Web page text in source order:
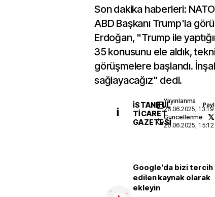
Son dakika haberleri:
ABD Başkanı Trump'la
Erdoğan, "Trump ile
35 konusunu ele aldık,
görüşmelere başlandı.
sağlayacağız" dedi.
İ
İSTANBUL
TICARET
GAZETESI
Yayınlanma
26.06.2025, 13:19
Güncellenme
26.06.2025, 15:12
Google'da bizi tercih
edilen kaynak olarak
ekleyin